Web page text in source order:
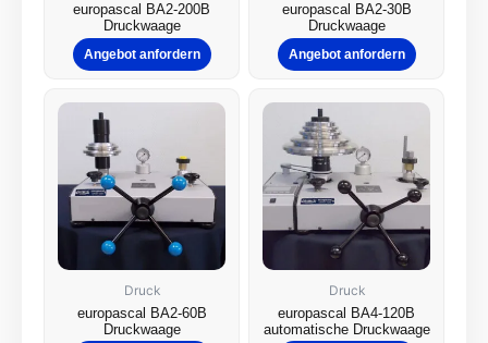
europascal BA2-200B
Druckwaage
Angebot anfordern
europascal BA2-30B
Druckwaage
Angebot anfordern
Druck
europascal BA2-60B
Druckwaage
Druck
europascal BA4-120B
automatische Druckwaage